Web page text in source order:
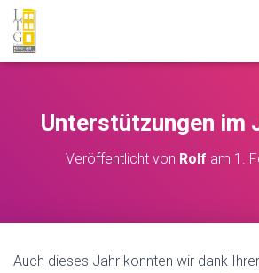
Unterstützungen im
Veröffentlicht von Rolf am 1.
Auch dieses Jahr konnten wir dank